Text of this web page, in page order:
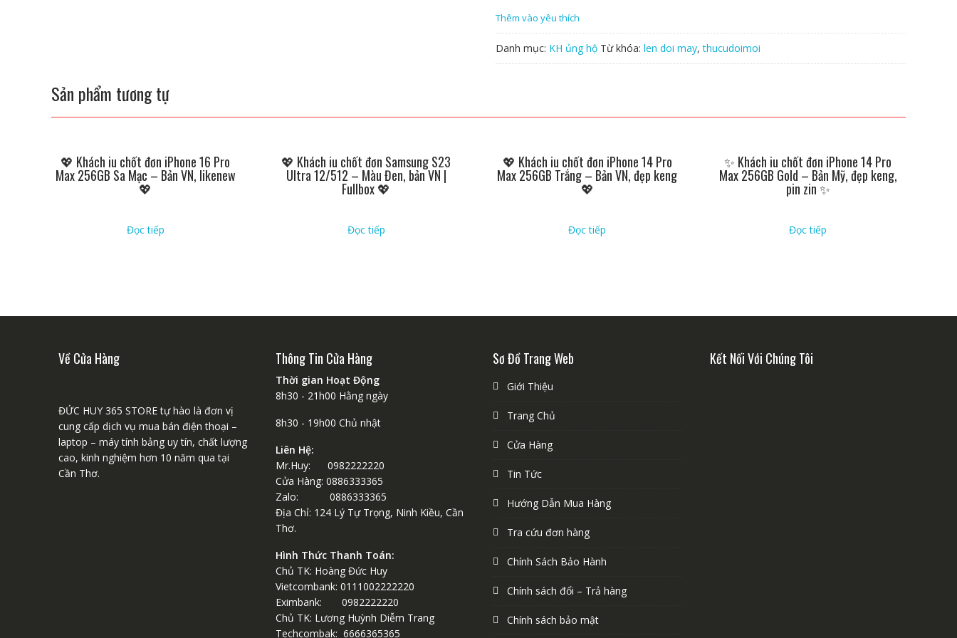
Thêm vào yêu thích
Danh mục: KH ủng hộ Từ khóa: len doi may,thucudoimoi
Sản phẩm tương tự
💖 Khách iu chốt đơn iPhone 16 Pro
Max 256GB Sa Mạc – Bản VN, likenew
💖
Đọc tiếp
💖 Khách iu chốt đơn Samsung S23
Ultra 12/512 – Màu Đen, bản VN |
Fullbox 💖
Đọc tiếp
💖 Khách iu chốt đơn iPhone 14 Pro
Max 256GB Trắng – Bản VN, đẹp keng
💖
Đọc tiếp
✨ Khách iu chốt đơn iPhone 14 Pro
Max 256GB Gold – Bản Mỹ, đẹp keng,
pin zin ✨
Đọc tiếp
Về Cửa Hàng
ĐỨC HUY 365 STORE tự hào là đơn vị
cung cấp dịch vụ mua bán điện thoại –
laptop – máy tính bảng uy tín, chất lượng
cao, kinh nghiệm hơn 10 năm qua tại
Cần Thơ.
Thông Tin Cửa Hàng
Thời gian Hoạt Động
8h30 - 21h00 Hằng ngày
8h30 - 19h00 Chủ nhật
Liên Hệ:
Mr.Huy: 0982222220
Cửa Hàng: 0886333365
Zalo: 0886333365
Địa Chỉ: 124 Lý Tự Trọng, Ninh Kiều, Cần
Thơ.
Hình Thức Thanh Toán:
Chủ TK: Hoàng Đức Huy
Vietcombank: 0111002222220
Eximbank: 0982222220
Chủ TK: Lương Huỳnh Diễm Trang
Techcombak: 6666365365
Sơ Đồ Trang Web
Giới Thiệu
Trang Chủ
Cửa Hàng
Tin Tức
Hướng Dẫn Mua Hàng
Tra cứu đơn hàng
Chính Sách Bảo Hành
Chính sách đổi – Trả hàng
Chính sách bảo mật
Kết Nối Với Chúng Tôi